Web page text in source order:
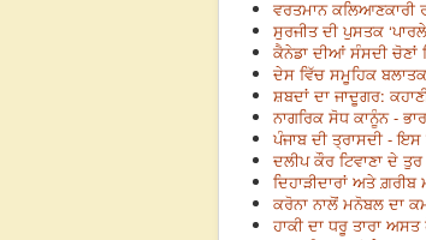
ਵਰਤਮਾਨ ਕਲਿਆਣਕਾਰੀ
ਸੁਰਜੀਤ ਦੀ ਪੁਸਤਕ
ਕੈਨੇਡਾ ਦੀਆਂ ਸੰਸਦੀ ਚੋਣਾਂ
ਦੇਸ ਵਿੱਚ ਸਮੂਹਿਕ
ਸ਼ਬਦਾਂ ਦਾ ਜਾਦੂਗਰ:
ਨਾਗਰਿਕ ਸੋਧ ਕਾਨੂੰਨ -
ਪੰਜਾਬ ਦੀ ਤ੍ਰਾਸਦੀ -
ਦਲੀਪ ਕੌਰ ਟਿਵਾਣਾ ਦੇ
ਦਿਹਾੜੀਦਾਰਾਂ ਅਤੇ
ਕਰੋਨਾ ਨਾਲੋਂ ਮਨੋਬਲ ਦਾ
ਹਾਕੀ ਦਾ ਧਰੂ ਤਾਰਾ